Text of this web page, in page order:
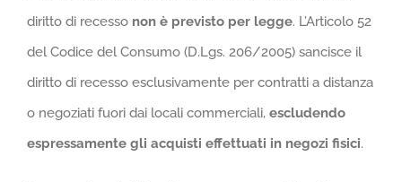
diritto di recesso non è previsto per legge. L’Articolo 52
del Codice del Consumo (D.Lgs. 206/2005) sancisce il
diritto di recesso esclusivamente per contratti a distanza
o negoziati fuori dai locali commerciali, escludendo
espressamente gli acquisti effettuati in negozi fisici.